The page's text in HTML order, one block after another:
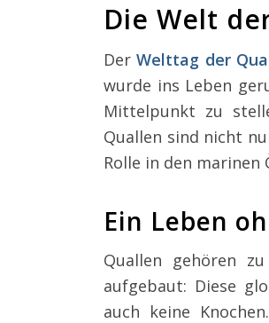
Die Welt
DerWelttag der
wurde ins Leben
Mittelpunkt zu
Quallen sind nicht
Rolle in den marinen
Ein Leben
Quallen gehören
aufgebaut: Diese
auch keine